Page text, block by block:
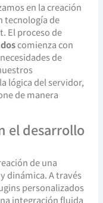
en la creación
tecnología de
El proceso de
comienza con
de
lógica del servidor,
de manera
el desarrollo
de una
dinámica. A través
personalizados
integración fluida